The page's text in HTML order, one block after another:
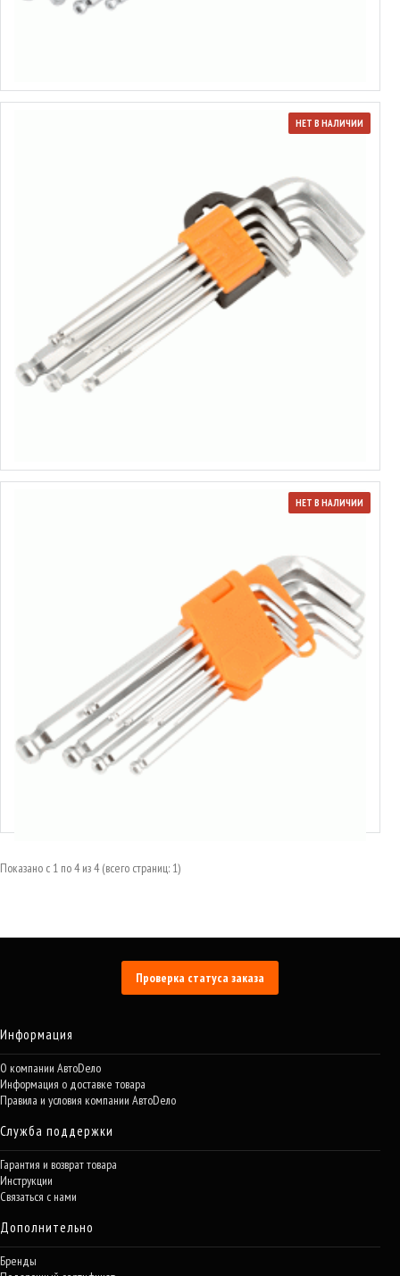
НЕТ В НАЛИЧИИ
Набор ключей шестигранных L-образных шаровых
НЕТ В НАЛИЧИИ
39152
Набор ключей шестигранных L-образных шаровых дюймовых
Показано с 1 по 4 из 4 (всего страниц: 1)
Проверка статуса заказа
Информация
О компании АвтоDело
Информация о доставке товара
Правила и условия компании АвтоDело
Служба поддержки
Гарантия и возврат товара
Инструкции
Связаться с нами
Дополнительно
Бренды